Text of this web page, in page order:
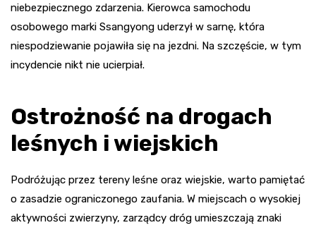
niebezpiecznego zdarzenia. Kierowca samochodu
osobowego marki Ssangyong uderzył w sarnę, która
niespodziewanie pojawiła się na jezdni. Na szczęście, w tym
incydencie nikt nie ucierpiał.
Ostrożność na drogach
leśnych i wiejskich
Podróżując przez tereny leśne oraz wiejskie, warto pamiętać
o zasadzie ograniczonego zaufania. W miejscach o wysokiej
aktywności zwierzyny, zarządcy dróg umieszczają znaki